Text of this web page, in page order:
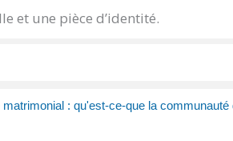
et une pièce d’identité.
matrimonial : qu'est-ce-que la